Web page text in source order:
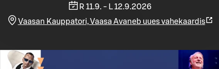
R 11.9. - L 12.9.2026
Vaasan Kauppatori, Vaasa Avaneb uues vahekaardis